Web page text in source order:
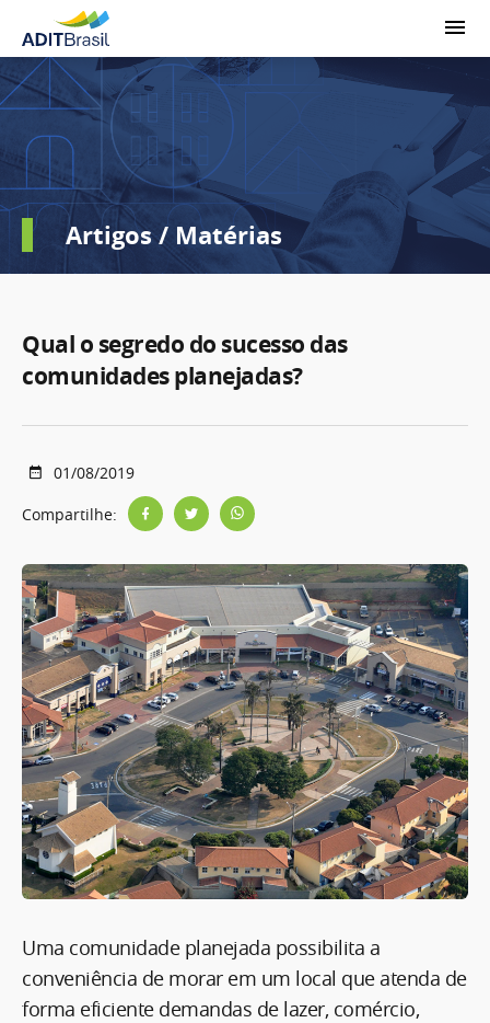
Artigos / Matérias
Qual o segredo do sucesso das
comunidades planejadas?
01/08/2019
Compartilhe:
Uma comunidade planejada possibilita a
conveniência de morar em um local que atenda de
forma eficiente demandas de lazer, comércio,